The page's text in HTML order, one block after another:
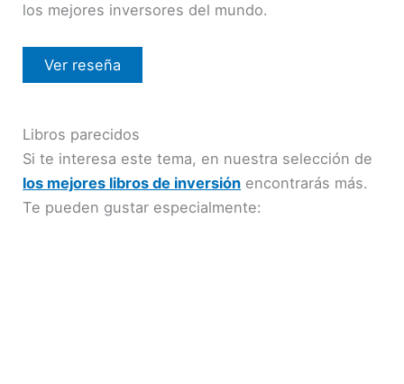
los mejores inversores del mundo.
Ver reseña
Libros parecidos
Si te interesa este tema, en nuestra selección de
los mejores libros de inversión encontrarás más.
Te pueden gustar especialmente: